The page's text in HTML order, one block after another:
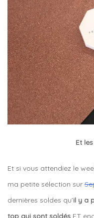
Et
Et si vous attendiez le
ma petite sélection sur
dernières soldes qu’il y a
top qui sont soldés ET